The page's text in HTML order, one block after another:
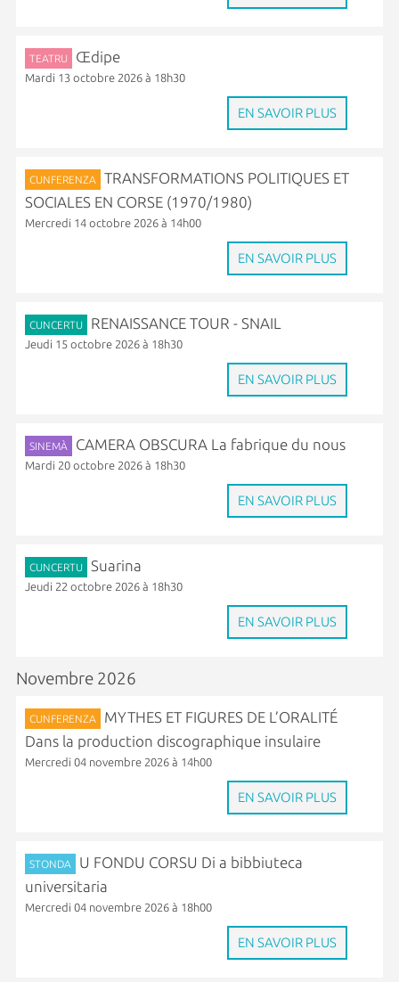
TEATRU Œdipe
Mardi 13 octobre 2026 à 18h30
EN SAVOIR PLUS
CUNFERENZA
TRANSFORMATIONS POLITIQUES ET
SOCIALES EN CORSE (1970/1980)
Mercredi 14 octobre 2026 à 14h00
EN SAVOIR PLUS
CUNCERTU RENAISSANCE TOUR - SNAIL
Jeudi 15 octobre 2026 à 18h30
EN SAVOIR PLUS
SINEMÀ CAMERA OBSCURA La fabrique du nous
Mardi 20 octobre 2026 à 18h30
EN SAVOIR PLUS
CUNCERTU Suarina
Jeudi 22 octobre 2026 à 18h30
EN SAVOIR PLUS
Novembre 2026
CUNFERENZA
MYTHES ET FIGURES DE L’ORALITÉ
Dans la production discographique insulaire
Mercredi 04 novembre 2026 à 14h00
EN SAVOIR PLUS
STONDA
U FONDU CORSU Di a bibbiuteca
universitaria
Mercredi 04 novembre 2026 à 18h00
EN SAVOIR PLUS